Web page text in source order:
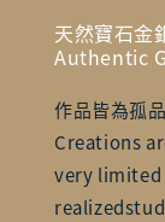
天然寶石
Authentic
作品皆為孤
Creations
very